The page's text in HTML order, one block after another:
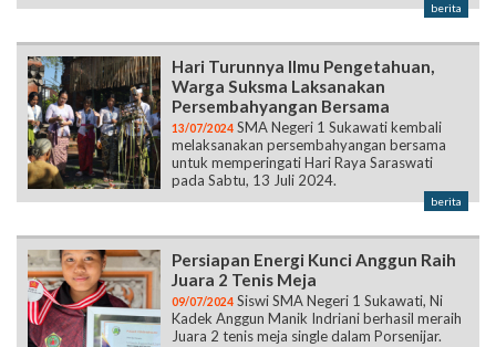
berita
Hari Turunnya Ilmu Pengetahuan,
Warga Suksma Laksanakan
Persembahyangan Bersama
13/07/2024 SMA Negeri 1 Sukawati kembali
melaksanakan persembahyangan bersama
untuk memperingati Hari Raya Saraswati
pada Sabtu, 13 Juli 2024.
berita
Persiapan Energi Kunci Anggun Raih
Juara 2 Tenis Meja
09/07/2024 Siswi SMA Negeri 1 Sukawati, Ni
Kadek Anggun Manik Indriani berhasil meraih
Juara 2 tenis meja single dalam Porsenijar.